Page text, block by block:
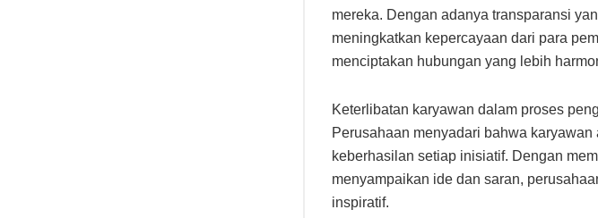
mereka. Dengan adanya transparansi
meningkatkan kepercayaan dari para
menciptakan hubungan yang lebih
Keterlibatan karyawan dalam proses
Perusahaan menyadari bahwa
keberhasilan setiap inisiatif. Dengan
menyampaikan ide dan saran,
inspiratif.